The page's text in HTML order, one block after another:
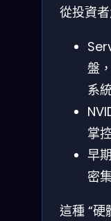
從投資
盤
系
掌
早
密
這種 “